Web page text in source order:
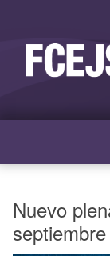
Nuevo
septiembre